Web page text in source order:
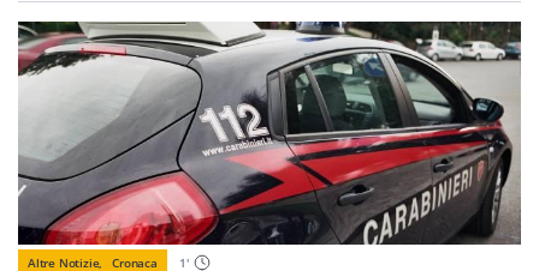
Altre Notizie, Cronaca 1'